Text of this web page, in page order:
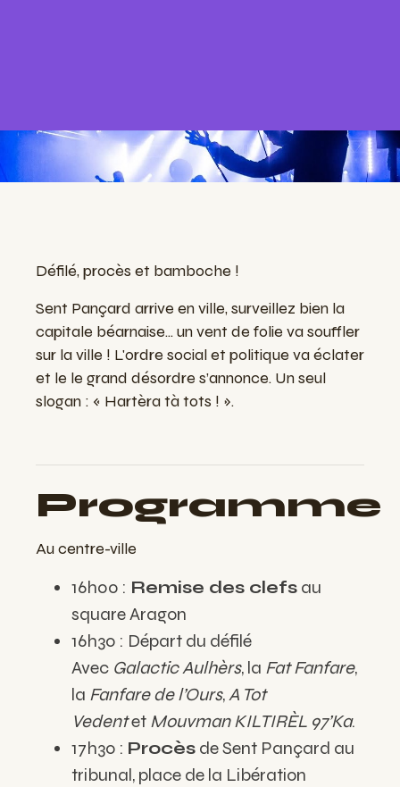
Défilé, procès et bamboche !
Sent Pançard arrive en ville, surveillez bien la
capitale béarnaise... un vent de folie va souffler
sur la ville ! L'ordre social et politique va éclater
et le le grand désordre s’annonce. Un seul
slogan : « Hartèra tà tots ! ».
Programme
Au centre-ville
16h00 : Remise des clefs au
square Aragon
16h30 : Départ du défilé
Avec Galactic Aulhèrs, la Fat Fanfare,
la Fanfare de l’Ours,A Tot
Vedentet Mouvman KILTIRÈL 97’Ka.
17h30 : Procès de Sent Pançard au
tribunal, place de la Libération